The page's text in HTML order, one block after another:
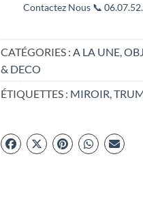
Contactez Nous 📞
CATÉGORIES : A LA UNE,
& DECO
ÉTIQUETTES : MIROIR,